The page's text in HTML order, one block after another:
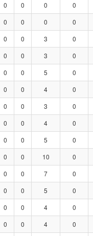
0 0 0 0
0 0 0 0
0 0 3 0
0 0 3 0
0 0 5 0
0 0 4 0
0 0 3 0
0 0 4 0
0 0 5 0
0 0 10 0
0 0 7 0
0 0 5 0
0 0 4 0
0 0 4 0